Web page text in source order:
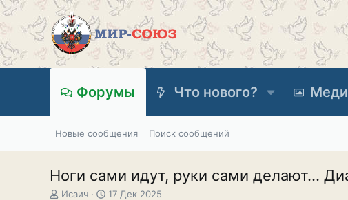
Форумы Что нового?
Новые сообщения Поиск сообщений
Ноги сами идут, руки сами делают...
А
Исаич
Д
17 Дек 2025